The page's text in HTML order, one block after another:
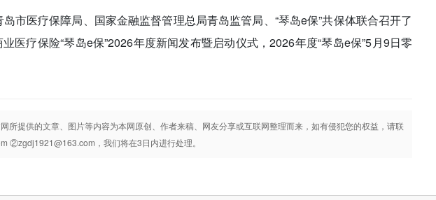
t
e
t
t
P
t
e
l
r
市医疗保障局、国家金融监督管理总局青岛监管局、“琴岛e保”共保体联合召开了
医疗保险“琴岛e保”2026年度新闻发布暨启动仪式，2026年度“琴岛e保”5月9日零
所提供的文章、图片等内容为本网原创、作者来稿、网友分享或互联网整理而来，如有侵犯您的权益，请联
②zgdj1921@163.com，我们将在3日内进行处理。